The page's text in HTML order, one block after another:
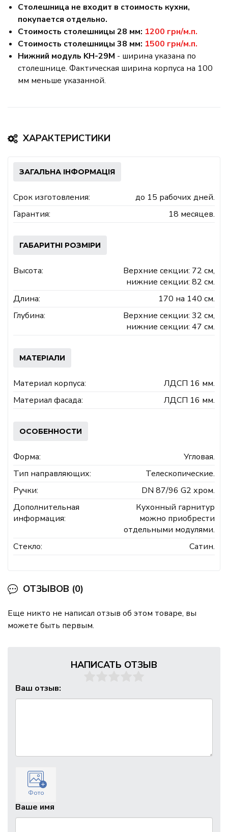
Столешница не входит в стоимость кухни,
покупается отдельно.
Стоимость столешницы 28 мм: 1200 грн/м.п.
Стоимость столешницы 38 мм: 1500 грн/м.п.
Нижний модуль KН-29М - ширина указана по
столешнице. Фактическая ширина корпуса на 100
мм меньше указанной.
ХАРАКТЕРИСТИКИ
ЗАГАЛЬНА ІНФОРМАЦІЯ
Срок изготовления:
до 15 рабочих дней.
Гарантия:
18 месяцев.
ГАБАРИТНІ РОЗМІРИ
Высота:
Верхние секции: 72 см,
нижние секции: 82 см.
Длина:
170 на 140 см.
Глубина:
Верхние секции: 32 см,
нижние секции: 47 см.
МАТЕРІАЛИ
Материал корпуса:
ЛДСП 16 мм.
Материал фасада:
ЛДСП 16 мм.
ОСОБЕННОСТИ
Форма:
Угловая.
Тип направляющих:
Телескопические.
Ручки:
DN 87/96 G2 хром.
Дополнительная
информация:
Кухонный гарнитур
можно приобрести
отдельными модулями.
Стекло:
Сатин.
ОТЗЫВОВ (0)
Еще никто не написал отзыв об этом товаре, вы
можете быть первым.
НАПИСАТЬ ОТЗЫВ
Ваш отзыв:
Фото
Ваше имя